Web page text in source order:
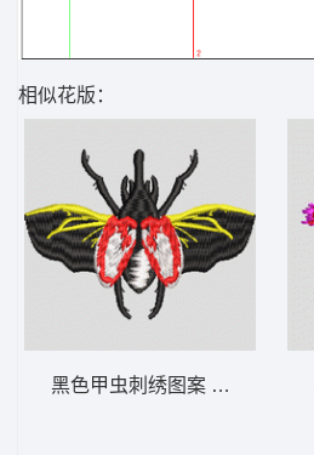
相似花版：
黑色甲虫刺绣图案 蜜蜂